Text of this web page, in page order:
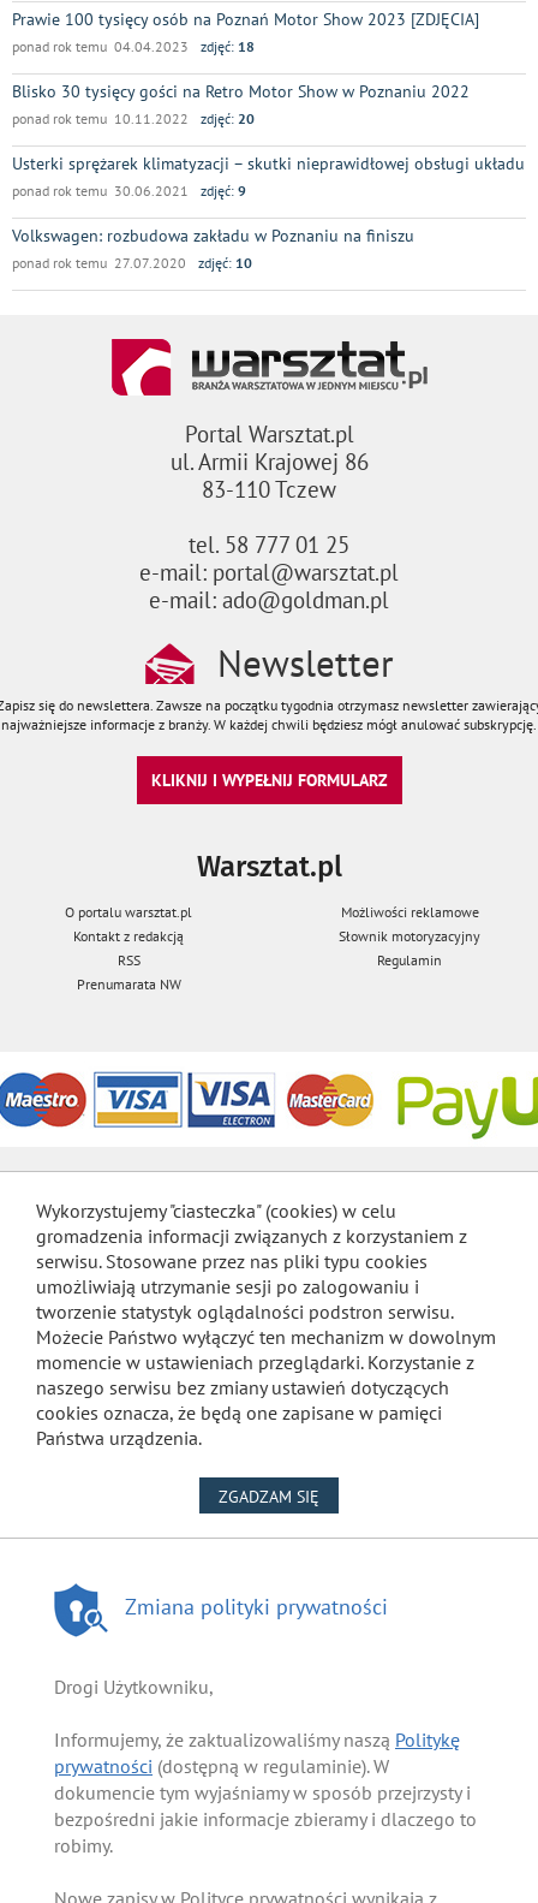
Prawie 100 tysięcy osób na Poznań Motor Show 2023 [ZDJĘCIA]
ponad rok temu 04.04.2023 zdjęć: 18
Blisko 30 tysięcy gości na Retro Motor Show w Poznaniu 2022
ponad rok temu 10.11.2022 zdjęć: 20
Usterki sprężarek klimatyzacji – skutki nieprawidłowej obsługi układu
ponad rok temu 30.06.2021 zdjęć: 9
Volkswagen: rozbudowa zakładu w Poznaniu na finiszu
ponad rok temu 27.07.2020 zdjęć: 10
Portal Warsztat.pl
ul. Armii Krajowej 86
83-110 Tczew
tel. 58 777 01 25
e-mail: portal@warsztat.pl
e-mail: ado@goldman.pl
Newsletter
się do newslettera. Zawsze na początku tygodnia otrzymasz newsletter
najważniejsze informacje z branży. W każdej chwili będziesz mógł anulować subskrypcję.
KLIKNIJ I WYPEŁNIJ FORMULARZ
Warsztat.pl
O portalu warsztat.pl
Możliwości reklamowe
Kontakt z redakcją
Słownik motoryzacyjny
RSS
Regulamin
Prenumarata NW
Wykorzystujemy "ciasteczka" (cookies) w celu
gromadzenia informacji związanych z korzystaniem z
serwisu. Stosowane przez nas pliki typu cookies
umożliwiają utrzymanie sesji po zalogowaniu i
tworzenie statystyk oglądalności podstron serwisu.
Możecie Państwo wyłączyć ten mechanizm w dowolnym
momencie w ustawieniach przeglądarki. Korzystanie z
naszego serwisu bez zmiany ustawień dotyczących
cookies oznacza, że będą one zapisane w pamięci
Państwa urządzenia.
ZGADZAM SIĘ
Zmiana polityki prywatności
Drogi Użytkowniku,
Informujemy, że zaktualizowaliśmy naszą Politykę
prywatności (dostępną w regulaminie). W
dokumencie tym wyjaśniamy w sposób przejrzysty i
bezpośredni jakie informacje zbieramy i dlaczego to
robimy.
Nowe zapisy w Polityce prywatności wynikają z